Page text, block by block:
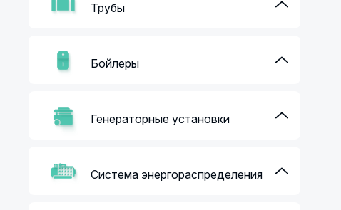
Трубы
Бойлеры
Генераторные установки
Система энергораспределения